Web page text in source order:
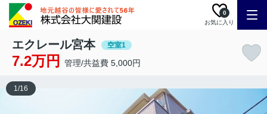
お気に入り
0
エクレール宮本 空室1
7.2万円 管理/共益費 5,000円
1/16